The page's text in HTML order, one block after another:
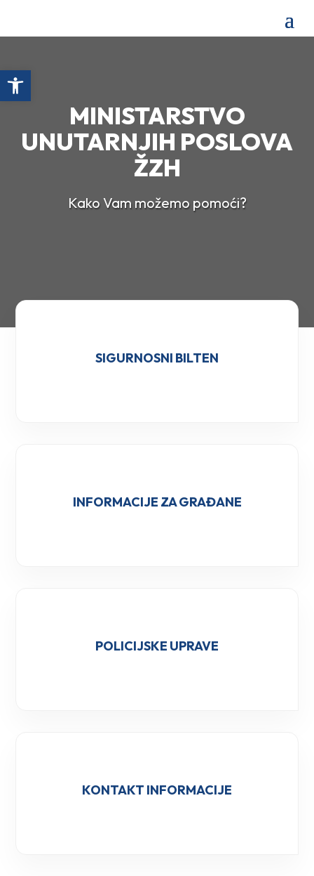
MINISTARSTVO
UNUTARNJIH POSLOVA
ŽZH
Kako Vam možemo pomoći?
SIGURNOSNI BILTEN
INFORMACIJE ZA GRAĐANE
POLICIJSKE UPRAVE
KONTAKT INFORMACIJE
Open toolbar